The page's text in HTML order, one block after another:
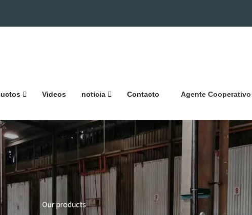
Videos noticia Contacto Agente Cooperativo